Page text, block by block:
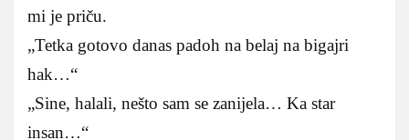
mi je priču.
„Tetka gotovo danas padoh na belaj na bigajri
hak…“
„Sine, halali, nešto sam se zanijela… Ka star
insan…“